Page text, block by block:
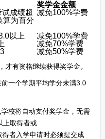
奖学金金额
成绩超
算为百分
减免100%学费
以上
减免100%学费
减免70%学费
减免50%学费
有资格继续获得奖学金。
一个学期平均学分未满3.0
校将自动支付奖学金，无需
上取得者或
者入学申请时必须提交成